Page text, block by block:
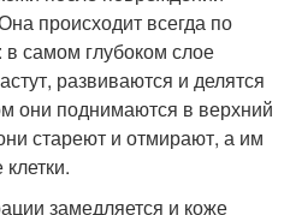
происходит всегда по
самом глубоком слое
развиваются и делятся
они поднимаются в верхний
стареют и отмирают, а им
замедляется и коже